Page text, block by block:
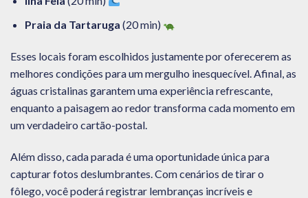
Praia da Tartaruga (20 min)
Esses locais foram escolhidos justamente por oferecerem as
melhores condições para um mergulho inesquecível. Afinal, as
águas cristalinas garantem uma experiência refrescante,
enquanto a paisagem ao redor transforma cada momento em
um verdadeiro cartão-postal.
Além disso, cada parada é uma oportunidade única para
capturar fotos deslumbrantes. Com cenários de tirar o
fôlego, você poderá registrar lembranças incríveis e